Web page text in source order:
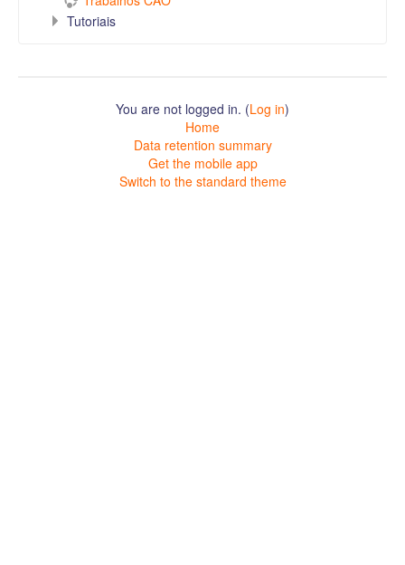
Tutoriais
You are not logged in. (Log in)
Home
Data retention summary
Get the mobile app
Switch to the standard theme